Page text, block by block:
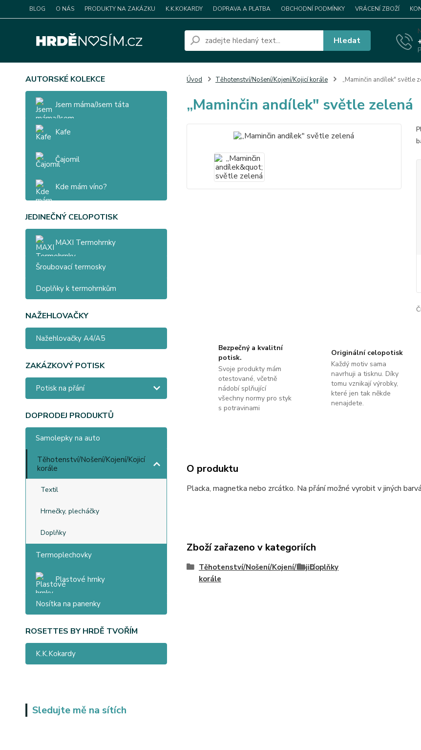
BLOG O NÁS PRODUKTY NA ZAKÁZKU K.K.KOKARDY DOPRAVA A PLATBA OBCHODNÍ PODMÍNKY VRÁCENÍ ZBOŽÍ
Hledat
AUTORSKÉ KOLEKCE
Jsem máma/Jsem táta
Kafe
Čajomil
Kde mám víno?
JEDINEČNÝ CELOPOTISK
MAXI Termohrnky
Šroubovací termosky
Doplňky k termohrnkům
NAŽEHLOVAČKY
Nažehlovačky A4/A5
ZAKÁZKOVÝ POTISK
Potisk na přání
DOPRODEJ PRODUKTŮ
Samolepky na auto
Těhotenství/Nošení/Kojení/Kojicí
korále
Textil
Hrnečky, plecháčky
Doplňky
Termoplechovky
Plastové hrnky
Nosítka na panenky
ROSETTES BY HRDĚ TVOŘÍM
K.K.Kokardy
Sledujte mě na sítích
Úvod Těhotenství/Nošení/Kojení/Kojicí korále „Maminčin andílek" světle
„Maminčin andílek" světle zelená
Bezpečný a kvalitní
potisk.
Svoje produkty mám
otestované, včetně
nádobí splňující
všechny normy pro styk
s potravinami
Originální celopotisk
Každý motiv sama
navrhuji a tisknu. Díky
tomu vznikají výrobky,
které jen tak někde
nenajdete.
O produktu
Placka, magnetka nebo zrcátko. Na přání možné vyrobit v jiných
Zboží zařazeno v kategoriích
Těhotenství/Nošení/Kojení/Kojicí
korále
Doplňky